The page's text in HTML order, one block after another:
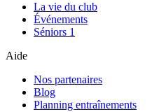
La vie du club
Événements
Séniors 1
Aide
Nos partenaires
Blog
Planning entraînements